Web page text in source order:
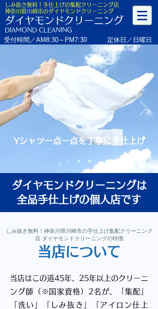
しみ抜き無料！手仕上げの集配クリーニング店
神奈川県川崎市のダイヤモンドクリーニング
ダイヤモンドクリーニング
DIAMOND CLEANING
受付時間／AM8:30～PM7:30 定休日／日曜日
Yシャツ一点一点を丁寧に手仕上げ
ダイヤモンドクリーニングは
全品手仕上げの個人店です
しみ抜き無料！神奈川県川崎市の手仕上げ集配クリーニング
店 ダイヤモンドクリーニングの特徴
当店について
当店はこの道45年、25年以上のクリーニ
ング師（※国家資格）2名が、「集配」
「洗い」「しみ抜き」「アイロン仕上